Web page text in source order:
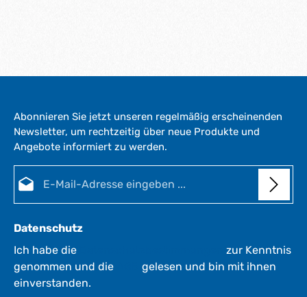
Abonnieren Sie jetzt unseren regelmäßig erscheinenden
Newsletter, um rechtzeitig über neue Produkte und
Angebote informiert zu werden.
Datenschutz
Ich habe die
zur Kenntnis
genommen und die
gelesen und bin mit ihnen
einverstanden.